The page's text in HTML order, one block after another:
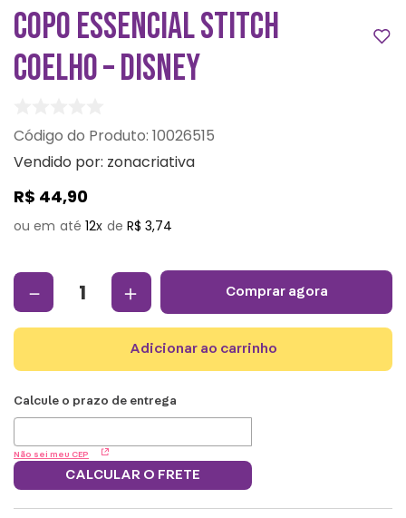
COPO ESSENCIAL STITCH
COELHO – DISNEY
: 10026515
Vendido por: zonacriativa
R$ 44,90
12 R$ 3,74
＋
－ comprar agora
adicionar ao carrinho
Não sei meu CEP
CALCULAR O FRETE